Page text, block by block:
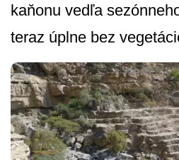
kaňonu vedľa
teraz úplne bez